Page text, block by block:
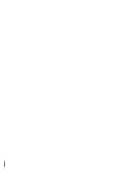
classificações
)